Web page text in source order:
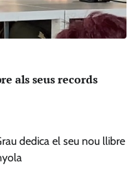
als seus records
dedica el seu nou llibre